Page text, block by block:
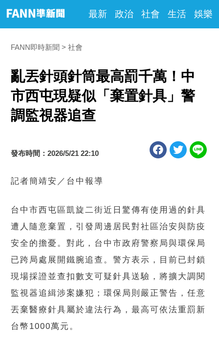
最新 政治 社會 生活 娛樂
FANN即時新聞 社會
亂丟針頭針筒最高罰千萬！中
市西屯現疑似「棄置針具」警
調監視器追查
發布時間：2026/5/21 22:10
記者簡靖安／台中報導
台中市西屯區凱旋二街近日驚傳有使用過的針具
遭人隨意棄置，引發周邊居民對社區治安與防疫
安全的擔憂。對此，台中市政府警察局與環保局
已跨局處展開鐵腕追查。警方表示，目前已封鎖
現場採證並查扣數支可疑針具送驗，將擴大調閱
監視器追緝涉案嫌犯；環保局則嚴正警告，任意
丟棄醫療針具屬於違法行為，最高可依法重罰新
台幣1000萬元。